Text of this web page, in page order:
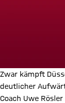
Zwar kämpft
deutlicher
Coach Uwe